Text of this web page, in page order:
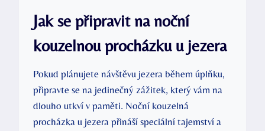
Jak se připravit na noční
kouzelnou procházku u jezera
Pokud plánujete návštěvu jezera během úplňku,
připravte se na jedinečný zážitek, který vám na
dlouho utkví v paměti. Noční kouzelná
procházka u jezera přináší speciální tajemství a